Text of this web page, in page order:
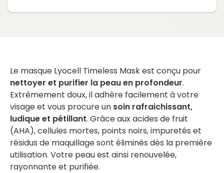
Le masque Lyocell Timeless Mask est conçu pour
nettoyer et purifier la peau en profondeur.
Extrêmement doux, il adhère facilement à votre
visage et vous procure un soin rafraichissant,
ludique et pétillant. Grâce aux acides de fruit
(AHA), cellules mortes, points noirs, impuretés et
résidus de maquillage sont éliminés dès la première
utilisation. Votre peau est ainsi renouvelée,
rayonnante et purifiée.